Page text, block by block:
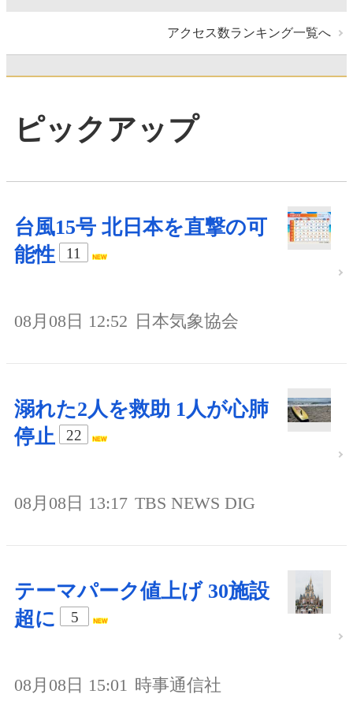
アクセス数ランキング一覧へ
ピックアップ
台風15号 北日本を直撃の可
能性
11
08月08日 12:52 日本気象協会
溺れた2人を救助 1人が心肺
停止
22
08月08日 13:17 TBS NEWS DIG
テーマパーク値上げ 30施設
超に
5
08月08日 15:01 時事通信社